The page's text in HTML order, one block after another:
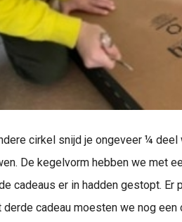
cirkel snijd je ongeveer ¼ deel
De kegelvorm hebben we met
cadeaus er in hadden gestopt. Er
derde cadeau moesten we nog